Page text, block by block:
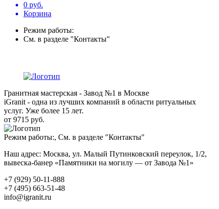
0 руб.
Корзина
Режим работы:
См. в разделе "Контакты"
Гранитная мастерская - Завод №1 в Москве
iGranit - одна из лучших компаний в области ритуальных
услуг. Уже более 15 лет.
от 9715 руб.
Режим работы:, См. в разделе "Контакты"
Наш адрес: Москва, ул. Малый Путинковский переулок, 1/2,
вывеска-банер «Памятники на могилу — от Завода №1»
+7 (929) 50-11-888
+7 (495) 663-51-48
info@igranit.ru